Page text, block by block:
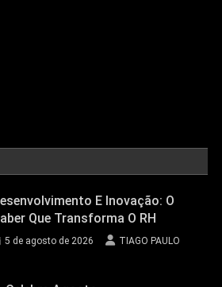
E Inovação: O
Que Transforma O RH
5 de agosto de 2026 TIAGO PAULO